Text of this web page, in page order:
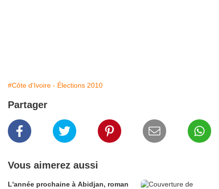
#Côte d'Ivoire - Élections 2010
Partager
Vous aimerez aussi
L'année prochaine à Abidjan, roman